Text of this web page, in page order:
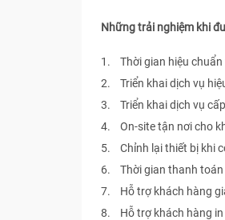
Những trải nghiệm khi
1. Thời gian hiệu chuẩn
2. Triển khai dịch vụ
3. Triển khai dịch vụ
4. On-site tận nơi cho
5. Chỉnh lại thiết bị khi
6. Thời gian thanh toán
7. Hỗ trợ khách hàng
8. Hỗ trợ khách hàng in